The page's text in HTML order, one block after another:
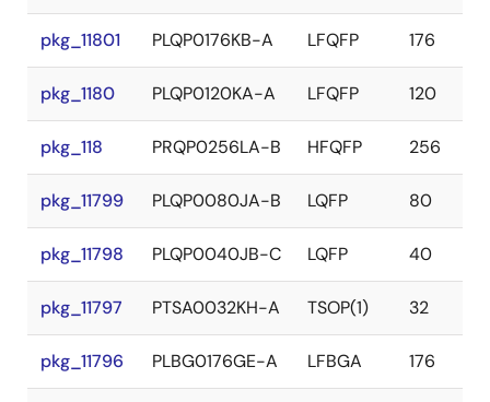
pkg_11801 PLQP0176KB-A LFQFP 176
pkg_1180 PLQP0120KA-A LFQFP 120
pkg_118 PRQP0256LA-B HFQFP 256
pkg_11799 PLQP0080JA-B LQFP 80
pkg_11798 PLQP0040JB-C LQFP 40
pkg_11797 PTSA0032KH-A TSOP(1) 32
pkg_11796 PLBG0176GE-A LFBGA 176